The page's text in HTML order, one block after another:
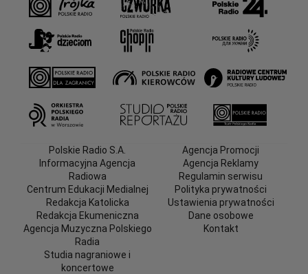
Polskie Radio S.A.
Informacyjna Agencja
Radiowa
Centrum Edukacji Medialnej
Redakcja Katolicka
Redakcja Ekumeniczna
Agencja Muzyczna Polskiego
Radia
Studia nagraniowe i
koncertowe
Agencja Promocji
Agencja Reklamy
Regulamin serwisu
Polityka prywatności
Ustawienia prywatności
Dane osobowe
Kontakt